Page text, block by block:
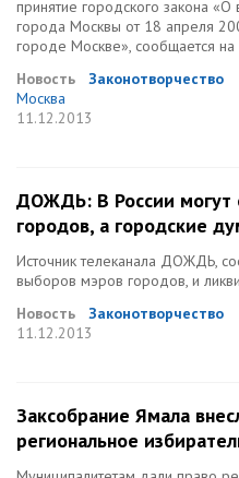
принятие городского закона
города Москвы от 18 апреля
городе Москве», сообщается на
Новость
Законотворчество
Москва
11.12.2013
ДОЖДЬ: В России могут
городов, а городские
Источник телеканала ДОЖДЬ,
выборов мэров городов, и
Новость
Законотворчество
11.12.2013
Заксобрание Ямала
региональное